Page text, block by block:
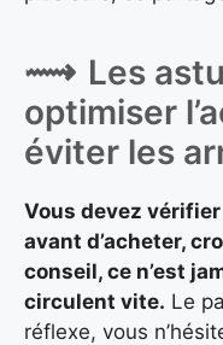
Les
optimiser
éviter les
Vous devez
avant d’acheter,
conseil, ce n’est
circulent vite. Le
réflexe, vous